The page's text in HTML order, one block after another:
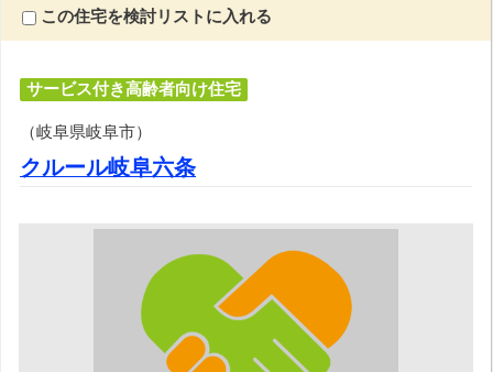
この住宅を検討リストに入れる
サービス付き高齢者向け住宅
（岐阜県岐阜市）
クルール岐阜六条